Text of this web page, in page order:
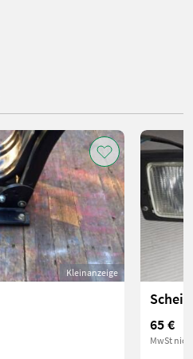
Kleinanzeige
65 €
MwSt